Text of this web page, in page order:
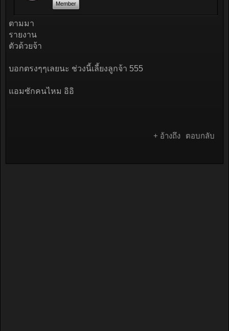
Member
ตามมา
รายงาน
ตัวด้วยจ้า
บอกตรงๆๆเลยนะ ช่วงนี้เลี้ยงลูกจ้า 555
แอมซักคนไหม อิอิ
+ อ้างถึง ตอบกลับ